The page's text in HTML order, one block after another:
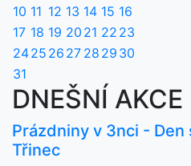
10 11 12 13 14 15 16
17 18 19 20 21 22 23
2425 26 27 28 29 30
31
DNEŠNÍ AKCE
Prázdniny v 3nci -
Třinec